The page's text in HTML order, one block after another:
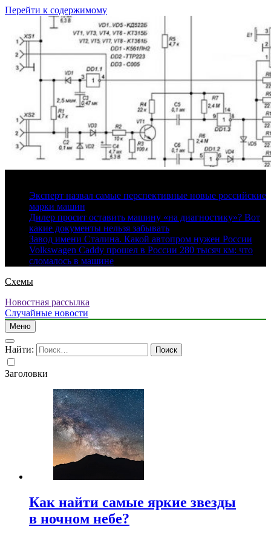
Перейти к содержимому
Эксперт назвал самые перспективные новые российские
марки машин
Дилер просит оставить машину «на диагностику»? Вот
какие документы нельзя забывать
Завод имени Сталина. Какой автопром нужен России
Volkswagen Caddy прошел в России 280 тысяч км: что
сломалось в машине
Схемы
Новостная рассылка
Случайные новости
Меню
Найти:
Заголовки
Как найти самые яркие звезды
в ночном небе?